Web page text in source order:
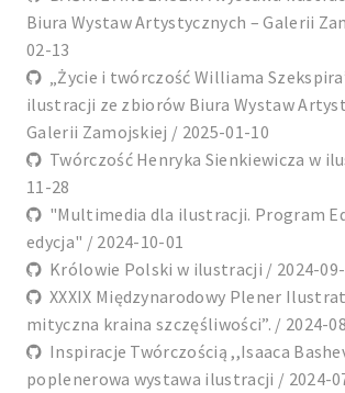
Biura Wystaw Artystycznych – Galerii
02-13
„Życie i twórczość Williama
ilustracji ze zbiorów Biura Wystaw
Galerii Zamojskiej / 2025-01-10
Twórczość Henryka Sienkiewicza w
11-28
"Multimedia dla ilustracji. Program
edycja" / 2024-10-01
Królowie Polski w ilustracji / 2024-
XXXIX Międzynarodowy Plener
mityczna kraina szczęśliwości”. / 2024-
Inspiracje Twórczością ,,Isaaca
poplenerowa wystawa ilustracji / 2024-